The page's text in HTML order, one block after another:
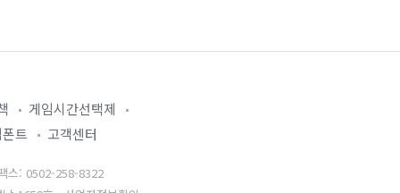
게임시간선택제
트 고객센터
스: 0502-258-8322